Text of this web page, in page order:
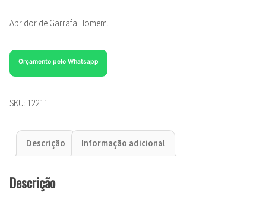
Abridor de Garrafa Homem.
Orçamento pelo Whatsapp
SKU: 12211
Descrição Informação adicional
Descrição